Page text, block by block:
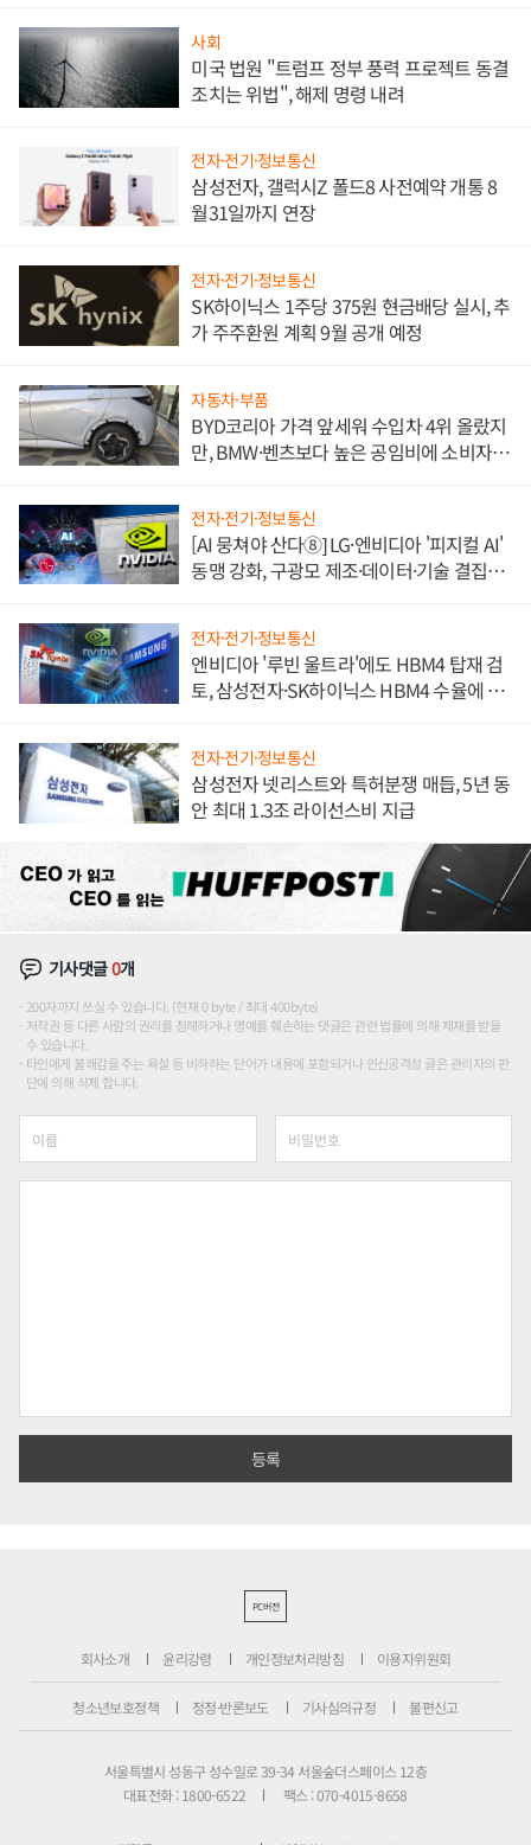
사회
미국 법원 "트럼프 정부 풍력 프로젝트 동결
조치는 위법", 해제 명령 내려
전자·전기·정보통신
삼성전자, 갤럭시Z 폴드8 사전예약 개통 8
월31일까지 연장
전자·전기·정보통신
SK하이닉스 1주당 375원 현금배당 실시, 추
가 주주환원 계획 9월 공개 예정
자동차·부품
BYD코리아 가격 앞세워 수입차 4위 올랐지
만, BMW·벤츠보다 높은 공임비에 소비자
전자·전기·정보통신
[AI 뭉쳐야 산다⑧] LG·엔비디아 '피지컬 AI'
동맹 강화, 구광모 제조·데이터·기술 결집
전자·전기·정보통신
엔비디아 '루빈 울트라'에도 HBM4 탑재 검
토, 삼성전자·SK하이닉스 HBM4 수율에 주
전자·전기·정보통신
삼성전자 넷리스트와 특허분쟁 매듭, 5년 동
안 최대 1.3조 라이선스비 지급
기사댓글0개
200자까지 쓰실 수 있습니다. (현재 0 byte / 최대 400byte)
저작권 등 다른 사람의 권리를 침해하거나 명예를 훼손하는 댓글은 관련 법률에 의해 제재를 받을
수 있습니다.
타인에게 불쾌감을 주는 욕설 등 비하하는 단어가 내용에 포함되거나 인신공격성 글은 관리자의 판
단에 의해 삭제 합니다.
PC버전
회사소개 윤리강령 개인정보처리방침 이용자위원회
청소년보호정책 정정·반론보도 기사심의규정 불편신고
서울특별시 성동구 성수일로 39-34 서울숲더스페이스 12층
대표전화 : 1800-6522
팩스 : 070-4015-8658